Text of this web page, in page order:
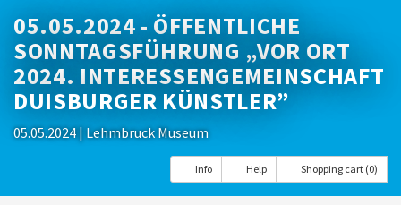
05.05.2024 - ÖFFENTLICHE
SONNTAGSFÜHRUNG „VOR ORT
2024. INTERESSENGEMEINSCHAFT
DUISBURGER KÜNSTLER”
05.05.2024| Lehmbruck Museum
Info Help Shopping cart (0)